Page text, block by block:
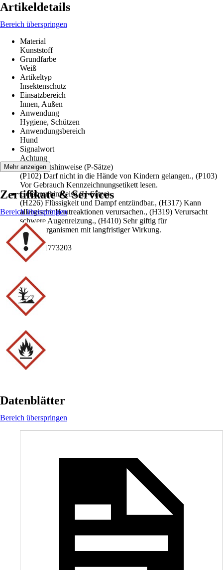
Artikeldetails
Bereich überspringen
Material
Kunststoff
Grundfarbe
Weiß
Artikeltyp
Insektenschutz
Einsatzbereich
Innen, Außen
Anwendung
Hygiene, Schützen
Anwendungsbereich
Hund
Signalwort
Achtung
Sicherheitshinweise (P-Sätze)
(P102) Darf nicht in die Hände von Kindern gelangen., (P103)
Vor Gebrauch Kennzeichnungsetikett lesen.
Gefahrenhinweise (H-Sätze)
(H226) Flüssigkeit und Dampf entzündbar., (H317) Kann
allergische Hautreaktionen verursachen., (H319) Verursacht
schwere Augenreizung., (H410) Sehr giftig für
Wasserorganismen mit langfristiger Wirkung.
EAN
4019181773203
Mehr anzeigen
Zertifikate & Services
Bereich überspringen
Datenblätter
Bereich überspringen